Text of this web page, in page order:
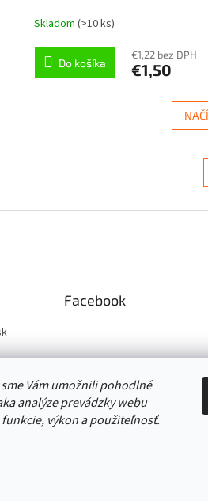
Vám umožnili pohodlné
analýze prevádzky webu
výkon a použiteľnosť.
Skladom (>10 ks)
Do košíka
€1,22 bez DPH
€1,50
Facebook
cookies